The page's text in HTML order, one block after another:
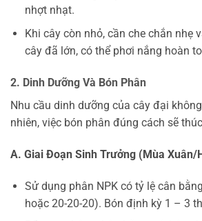
nhợt nhạt.
Khi cây còn nhỏ, cần che chắn nhẹ
cây đã lớn, có thể phơi nắng hoàn
2. Dinh Dưỡng Và Bón Phân
Nhu cầu dinh dưỡng của cây đại
nhiên, việc bón phân đúng cách sẽ
A. Giai Đoạn Sinh Trưởng (Mùa Xuân/
Sử dụng phân NPK có tỷ lệ cân
hoặc 20-20-20). Bón định kỳ 1 – 3